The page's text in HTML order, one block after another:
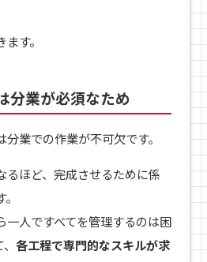
す。
分業が必須なため
業での作業が不可欠です。
るほど、完成させるために係
一人ですべてを管理するのは困
各工程で専門的なスキルが求